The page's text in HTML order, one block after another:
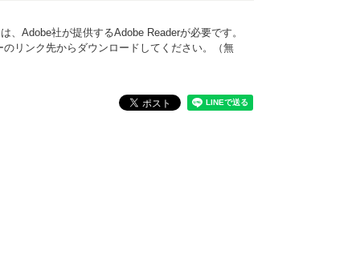
、Adobe社が提供するAdobe Readerが必要です。
リンク先からダウンロードしてください。（無